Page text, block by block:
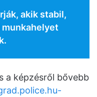
akik stabil,
a képzésről bővebb